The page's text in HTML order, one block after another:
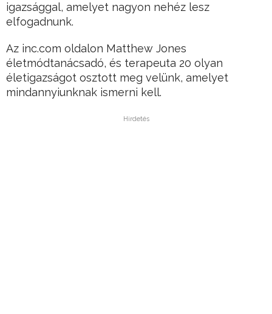
igazsággal, amelyet nagyon nehéz lesz
elfogadnunk.
Az inc.com oldalon Matthew Jones
életmódtanácsadó, és terapeuta 20 olyan
életigazságot osztott meg velünk, amelyet
mindannyiunknak ismerni kell.
Hirdetés